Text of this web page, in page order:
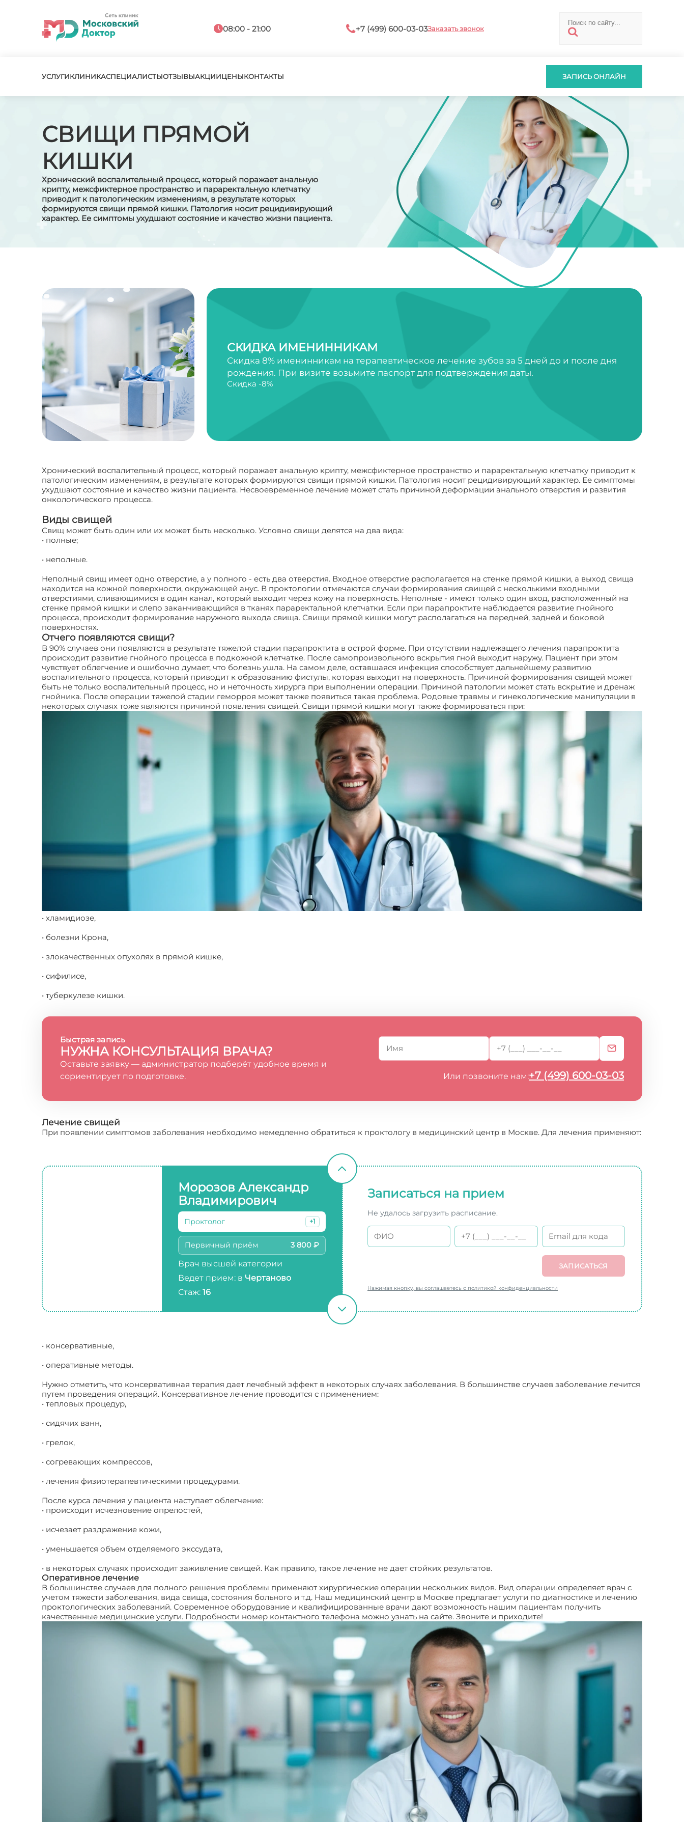
08:00 - 21:00 +7 (499) 600-03-03Заказать звонок
УСЛУГИКЛИНИКАСПЕЦИАЛИСТЫОТЗЫВЫАКЦИИЦЕНЫКОНТАКТЫ ЗАПИСЬ ОНЛАЙН
СВИЩИ ПРЯМОЙ
КИШКИ
Хронический воспалительный процесс, который поражает анальную
крипту, межсфиктерное пространство и параректальную клетчатку
приводит к патологическим изменениям, в результате которых
формируются свищи прямой кишки. Патология носит рецидивирующий
характер. Ее симптомы ухудшают состояние и качество жизни пациента.
СКИДКА ИМЕНИННИКАМ
Скидка 8% именинникам на терапевтическое лечение зубов за 5 дней до и после дня
рождения. При визите возьмите паспорт для подтверждения даты.
Скидка -8%
Хронический воспалительный процесс, который поражает анальную крипту, межсфиктерное пространство и параректальную клетчатку приводит к
патологическим изменениям, в результате которых формируются свищи прямой кишки. Патология носит рецидивирующий характер. Ее симптомы
ухудшают состояние и качество жизни пациента. Несвоевременное лечение может стать причиной деформации анального отверстия и развития
онкологического процесса.
Виды свищей
Свищ может быть один или их может быть несколько. Условно свищи делятся на два вида:
• полные;
• неполные.
Неполный свищ имеет одно отверстие, а у полного - есть два отверстия. Входное отверстие располагается на стенке прямой кишки, а выход свища
находится на кожной поверхности, окружающей анус. В проктологии отмечаются случаи формирования свищей с несколькими входными
отверстиями, сливающимися в один канал, который выходит через кожу на поверхность. Неполные - имеют только один вход, расположенный на
стенке прямой кишки и слепо заканчивающийся в тканях параректальной клетчатки. Если при парапроктите наблюдается развитие гнойного
процесса, происходит формирование наружного выхода свища. Свищи прямой кишки могут располагаться на передней, задней и боковой
поверхностях.
Отчего появляются свищи?
В 90% случаев они появляются в результате тяжелой стадии парапроктита в острой форме. При отсутствии надлежащего лечения парапроктита
происходит развитие гнойного процесса в подкожной клетчатке. После самопроизвольного вскрытия гной выходит наружу. Пациент при этом
чувствует облегчение и ошибочно думает, что болезнь ушла. На самом деле, оставшаяся инфекция способствует дальнейшему развитию
воспалительного процесса, который приводит к образованию фистулы, которая выходит на поверхность. Причиной формирования свищей может
быть не только воспалительный процесс, но и неточность хирурга при выполнении операции. Причиной патологии может стать вскрытие и дренаж
гнойника. После операции тяжелой стадии геморроя может также появиться такая проблема. Родовые травмы и гинекологические манипуляции в
некоторых случаях тоже являются причиной появления свищей. Свищи прямой кишки могут также формироваться при:
• хламидиозе,
• болезни Крона,
• злокачественных опухолях в прямой кишке,
• сифилисе,
• туберкулезе кишки.
Быстрая запись
НУЖНА КОНСУЛЬТАЦИЯ ВРАЧА?
Оставьте заявку — администратор подберёт удобное время и
сориентирует по подготовке.
Или позвоните нам:+7 (499) 600-03-03
Лечение свищей
При появлении симптомов заболевания необходимо немедленно обратиться к проктологу в медицинский центр в Москве. Для лечения применяют:
Морозов Александр
Владимирович
Проктолог +1
Первичный приём 3 800 ₽
Врач высшей категории
Ведет прием: в Чертаново
Стаж: 16
Записаться на прием
Не удалось загрузить расписание.
ЗАПИСАТЬСЯ
Нажимая кнопку, вы соглашаетесь с политикой конфиденциальности
• консервативные,
• оперативные методы.
Нужно отметить, что консервативная терапия дает лечебный эффект в некоторых случаях заболевания. В большинстве случаев заболевание лечится
путем проведения операций. Консервативное лечение проводится с применением:
• тепловых процедур,
• сидячих ванн,
• грелок,
• согревающих компрессов,
• лечения физиотерапевтическими процедурами.
После курса лечения у пациента наступает облегчение:
• происходит исчезновение опрелостей,
• исчезает раздражение кожи,
• уменьшается объем отделяемого экссудата,
• в некоторых случаях происходит заживление свищей. Как правило, такое лечение не дает стойких результатов.
Оперативное лечение
В большинстве случаев для полного решения проблемы применяют хирургические операции нескольких видов. Вид операции определяет врач с
учетом тяжести заболевания, вида свища, состояния больного и т.д. Наш медицинский центр в Москве предлагает услуги по диагностике и лечению
проктологических заболеваний. Современное оборудование и квалифицированные врачи дают возможность нашим пациентам получить
качественные медицинские услуги. Подробности номер контактного телефона можно узнать на сайте. Звоните и приходите!